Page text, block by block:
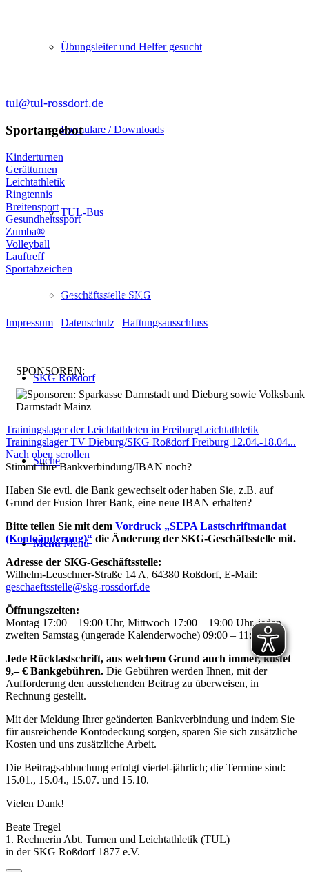
Übungsleiter und Helfer gesucht
Formulare / Downloads
TUL-Bus
Geschäftsstelle SKG
SKG Roßdorf
Suche
Menü Menü
Schulgasse 27
64380 Roßdorf
tul@tul-rossdorf.de
Sportangebot
Kinderturnen
Gerätturnen
Leichtathletik
Ringtennis
Breitensport
Gesundheitssport
Zumba®
Volleyball
Lauftreff
Sportabzeichen
© Turnen und Leichtathletik
Impressum Datenschutz Haftungsausschluss
SPONSOREN:
Trainingslager der Leichtathleten in FreiburgLeichtathletik
Trainingslager TV Dieburg/SKG Roßdorf Freiburg 12.04.-18.04...
Nach oben scrollen
Stimmt Ihre Bankverbindung/IBAN noch?
Haben Sie evtl. die Bank gewechselt oder haben Sie, z.B. auf
Grund der Fusion Ihrer Bank, eine neue IBAN erhalten?
Bitte teilen Sie mit dem Vordruck „SEPA Lastschriftmandat
(Kontoänderung)“ die Änderung der SKG-Geschäftsstelle mit.
Adresse der SKG-Geschäftsstelle:
Wilhelm-Leuschner-Straße 14 A, 64380 Roßdorf, E-Mail:
geschaeftsstelle@skg-rossdorf.de
Öffnungszeiten:
Montag 17:00 – 19:00 Uhr, Mittwoch 17:00 – 19:00 Uhr, jeden
zweiten Samstag (ungerade Kalenderwoche) 09:00 – 11:00 Uhr
Jede Rücklastschrift, aus welchem Grund auch immer, kostet
9,– € Bankgebühren. Die Gebühren werden Ihnen, mit der
Aufforderung den ausstehenden Beitrag zu überweisen, in
Rechnung gestellt.
Mit der Meldung Ihrer geänderten Bankverbindung und indem Sie
für ausreichende Kontodeckung sorgen, sparen Sie sich zusätzliche
Kosten und uns zusätzliche Arbeit.
Die Beitragsabbuchung erfolgt viertel-jährlich; die Termine sind:
15.01., 15.04., 15.07. und 15.10.
Vielen Dank!
Beate Tregel
1. Rechnerin Abt. Turnen und Leichtathletik (TUL)
in der SKG Roßdorf 1877 e.V.